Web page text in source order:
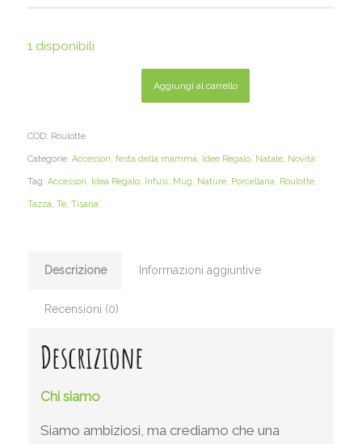
1 disponibili
Aggiungi al carrello
COD: Roulotte
Categorie: Accessori festa della mamma Idee Regalo, Natale, Novità
Tag: Accessori Idea Regalo, Infusi Mug Nature, Porcellana Roulotte,
Tazza Tè, Tisana
Descrizione Informazioni aggiuntive
Recensioni (0)
Descrizione
Chi siamo
Siamo ambiziosi, ma crediamo che una